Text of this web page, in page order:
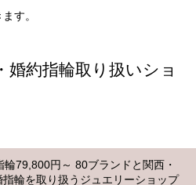
す。
婚約指輪取り扱いショ
79,800円～ 80ブランドと関西・
輪を取り扱うジュエリーショップ